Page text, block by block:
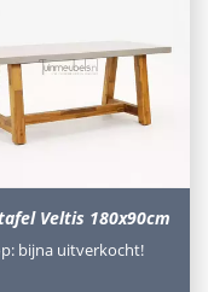
Veltis 180x90cm
bijna uitverkocht!